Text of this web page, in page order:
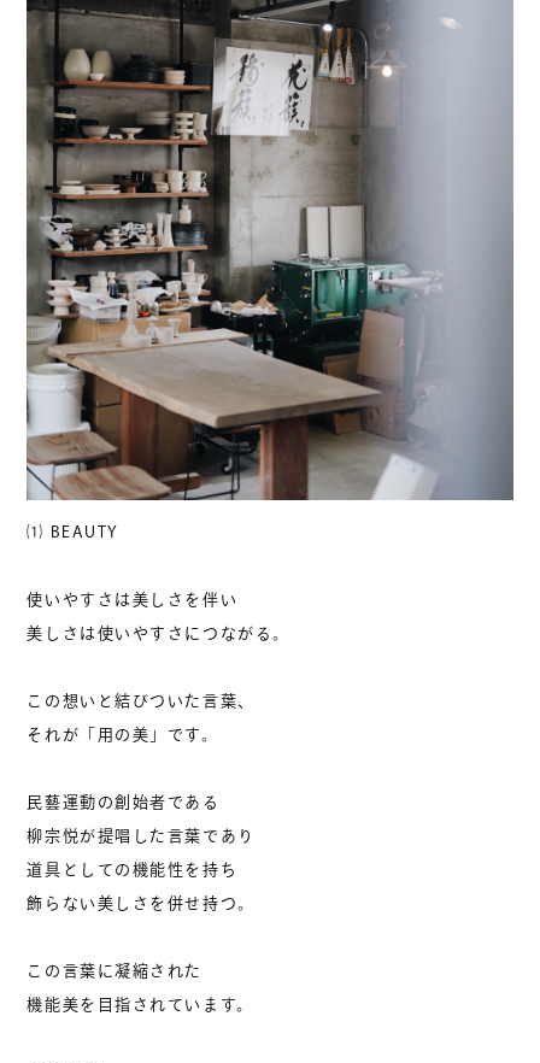
⑴ BEAUTY
使いやすさは美しさを伴い
美しさは使いやすさにつながる。
この想いと結びついた言葉、
それが「用の美」です。
民藝運動の創始者である
柳宗悦が提唱した言葉であり
道具としての機能性を持ち
飾らない美しさを併せ持つ。
​この言葉に凝縮された
機能美を目指されています。